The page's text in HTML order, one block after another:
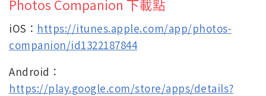
Photos Companion 下載點
iOS： https://itunes.apple.com/app/photos-
companion/id1322187844
Android：
https://play.google.com/store/apps/details?